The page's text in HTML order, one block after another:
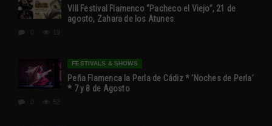
VIII Festival Flamenco “Pacheco el Viejo”, 21 de
agosto, Zahara de los Atunes
19
FESTIVALS & SHOWS
Peña Flamenca la Perla de Cádiz * ‘Noches de Perla’
* 7 y 8 de Agosto
52